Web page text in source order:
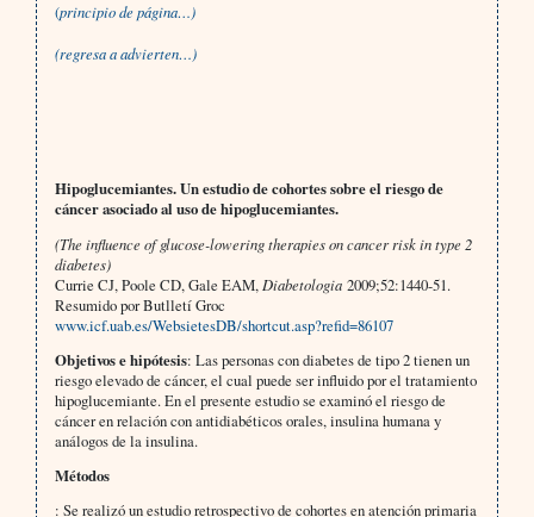
(principio de página…)
(regresa a advierten…)
Hipoglucemiantes. Un estudio de cohortes sobre el riesgo de
cáncer asociado al uso de hipoglucemiantes.
(The influence of glucose-lowering therapies on cancer risk in type 2
diabetes)
Currie CJ, Poole CD, Gale EAM, Diabetologia2009;52:1440-51.
Resumido por Butlletí Groc
www.icf.uab.es/WebsietesDB/shortcut.asp?refid=86107
Objetivos e hipótesis: Las personas con diabetes de tipo 2 tienen un
riesgo elevado de cáncer, el cual puede ser influido por el tratamiento
hipoglucemiante. En el presente estudio se examinó el riesgo de
cáncer en relación con antidiabéticos orales, insulina humana y
análogos de la insulina.
Métodos
: Se realizó un estudio retrospectivo de cohortes en atención primaria